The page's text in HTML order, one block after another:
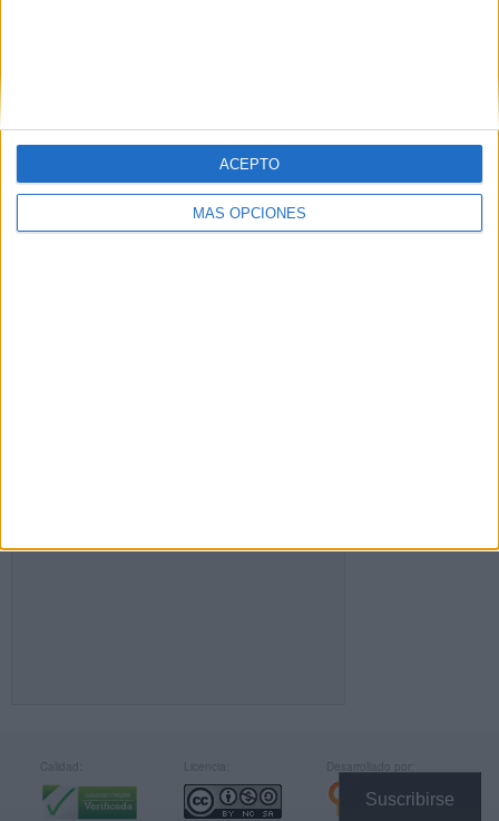
MÁS OPCIONES
ACEPTO
Suscribirse